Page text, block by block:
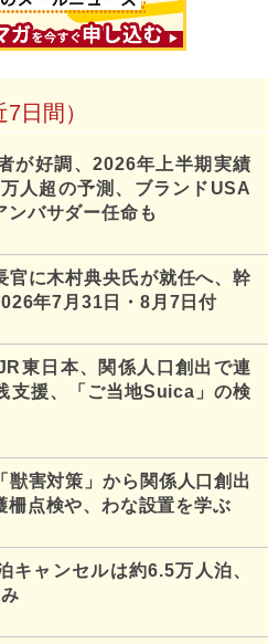
日間）
が好調、2026年上半期実績
人超の予測、ブランドUSA
ンバサダー任命も
官に木村典央氏が就任へ、幹
年7月31日・8月7日付
東日本、関係人口創出で連
支援、「ご当地Suica」の検
獣害対策」から関係人口創出
柵点検や、わな設置を学ぶ
キャンセルは約6.5万人泊、